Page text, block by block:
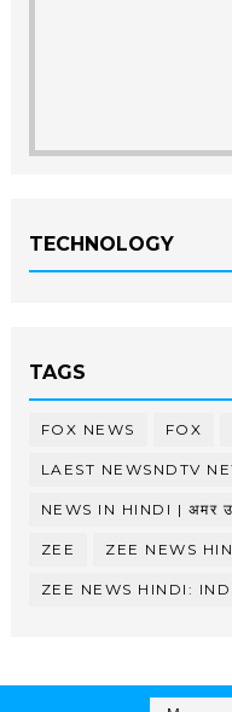
TECHNOLOGY
TAGS
FOX NEWS FOX
LAEST NEWSNDTV
NEWS IN HINDI | अमर
ZEE ZEE NEWS
ZEE NEWS HINDI: